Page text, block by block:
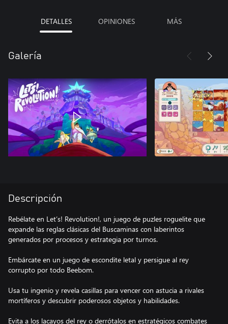
DETALLES OPINIONES MÁS
Galería
Descripción
Rebélate en Let’s! Revolution!, un juego de puzles roguelite que
expande las reglas clásicas del Buscaminas con laberintos
generados por procesos y estrategia por turnos.
Embárcate en un juego de escondite letal y persigue al rey
corrupto por todo Beebom.
Usa tu ingenio y revela casillas para vencer con astucia a rivales
mortíferos y descubrir poderosos objetos y habilidades.
Evita a los lacayos del rey o derrótalos en estratégicos combates